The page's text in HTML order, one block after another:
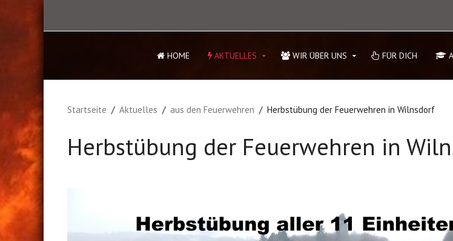
HOME AKTUELLES WIR ÜBER UNS FÜR DICH
Startseite Aktuelles aus den Feuerwehren Herbstübung der Feuerwehren in Wilnsdorf
Herbstübung der Feuerwehren in